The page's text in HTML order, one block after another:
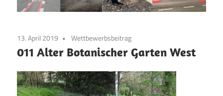
13. April 2019 Wettbewerbsbeitrag
011 Alter Botanischer Garten West